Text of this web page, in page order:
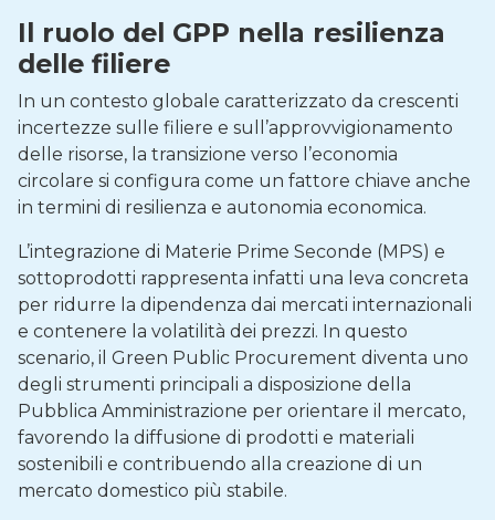
Il ruolo del GPP nella resilienza
delle filiere
In un contesto globale caratterizzato da crescenti
incertezze sulle filiere e sull’approvvigionamento
delle risorse, la transizione verso l’economia
circolare si configura come un fattore chiave anche
in termini di resilienza e autonomia economica.
L’integrazione di Materie Prime Seconde (MPS) e
sottoprodotti rappresenta infatti una leva concreta
per ridurre la dipendenza dai mercati internazionali
e contenere la volatilità dei prezzi. In questo
scenario, il Green Public Procurement diventa uno
degli strumenti principali a disposizione della
Pubblica Amministrazione per orientare il mercato,
favorendo la diffusione di prodotti e materiali
sostenibili e contribuendo alla creazione di un
mercato domestico più stabile.